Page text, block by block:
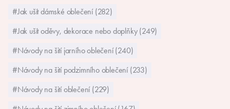
#Jak ušít dámské oblečení (282)
#Jak ušít oděvy, dekorace nebo doplňky (249)
#Návody na šití jarního oblečení (240)
#Návody na šití podzimního oblečení (233)
#Návody na šití oblečení (229)